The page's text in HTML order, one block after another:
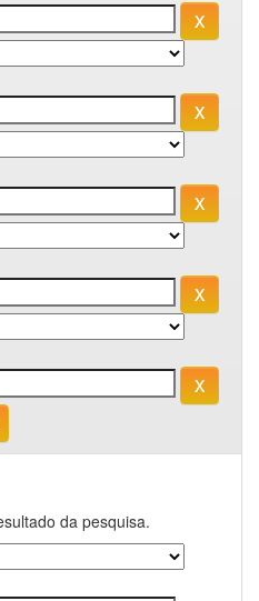
da pesquisa.